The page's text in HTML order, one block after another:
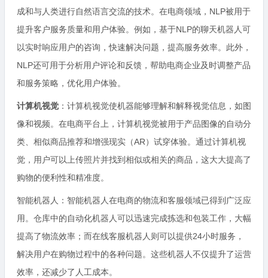
成和与人类进行自然语言交流的技术。在电商领域，NLP被用于
提升客户服务质量和用户体验。例如，基于NLP的聊天机器人可
以实时响应用户的咨询，快速解决问题，提高服务效率。此外，
NLP还可用于分析用户评论和反馈，帮助电商企业及时调整产品
和服务策略，优化用户体验。
计算机视觉 ：计算机视觉使机器能够理解和解释视觉信息，如图
像和视频。在电商平台上，计算机视觉被用于产品图像的自动分
类、相似商品推荐和增强现实（AR）试穿体验。通过计算机视
觉，用户可以上传照片并找到相似或相关的商品，这大大提高了
购物的便利性和精准度。
智能机器人：智能机器人在电商的物流和客服领域已得到广泛应
用。仓库中的自动化机器人可以迅速完成拣选和包装工作，大幅
提高了物流效率；而在线客服机器人则可以提供24小时服务，
解决用户在购物过程中的各种问题。这些机器人不仅提升了运营
效率，还减少了人工成本。